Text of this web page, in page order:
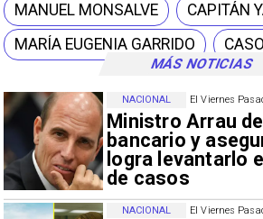
MÁS NOTICIAS
El Viernes
Ministro Arrau
bancario y
logra levantarlo
de casos
NACIONAL
El Viernes
NACIONAL
MANUEL MONSALVE
CAPITÁN
MARÍA EUGENIA GARRIDO